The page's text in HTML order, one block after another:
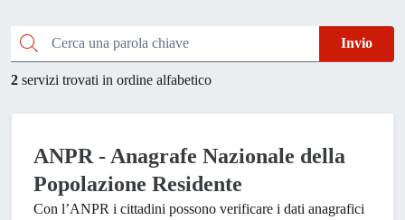
Cerca una parola chiave Invio
2 servizi trovati in ordine alfabetico
ANPR - Anagrafe Nazionale della
Popolazione Residente
Con l’ANPR i cittadini possono verificare i dati anagrafici